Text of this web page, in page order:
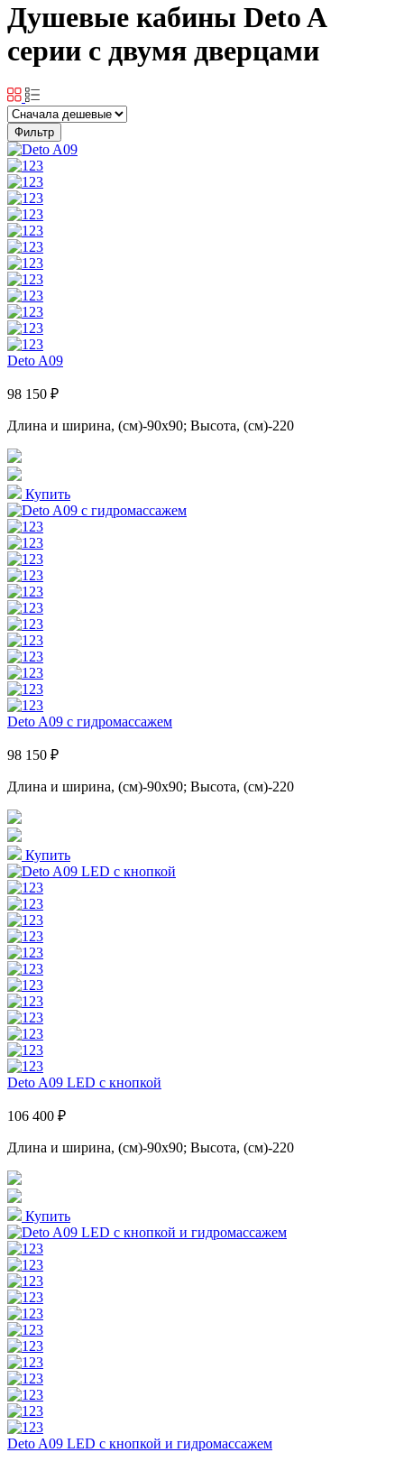
Душевые кабины Deto A
серии с двумя дверцами
Фильтр
Deto A09
98 150 ₽
Длина и ширина, (см)-90x90; Высота, (см)-220
Купить
Deto A09 с гидромассажем
98 150 ₽
Длина и ширина, (см)-90x90; Высота, (см)-220
Купить
Deto A09 LED с кнопкой
106 400 ₽
Длина и ширина, (см)-90x90; Высота, (см)-220
Купить
Deto A09 LED с кнопкой и гидромассажем